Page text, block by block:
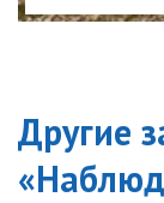
Другие
«